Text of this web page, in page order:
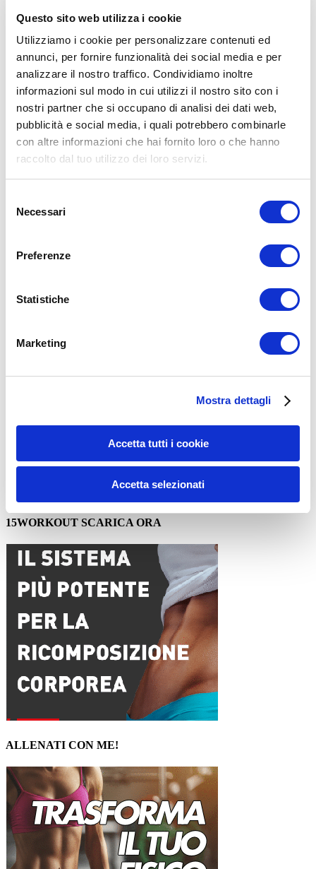
Questo sito web utilizza i cookie
Utilizziamo i cookie per personalizzare contenuti ed
annunci, per fornire funzionalità dei social media e per
analizzare il nostro traffico. Condividiamo inoltre
informazioni sul modo in cui utilizzi il nostro sito con i
nostri partner che si occupano di analisi dei dati web,
pubblicità e social media, i quali potrebbero combinarle
con altre informazioni che hai fornito loro o che hanno
raccolto dal tuo utilizzo dei loro servizi.
delNecessari
Preferenze
Statistiche
Marketing
Mostra dettagli
Accetta tutti i cookie
Accetta selezionati
Avvertenze: le informazioni contenute in questi video non intendono
sostituirsi in nessun modo a parere medico o di altri specialisti.
L’autore declina ogni responsabilità di effetti o di conseguenze
risultanti dall’uso di tali informazioni e dalla loro messa in pratica.
L’allenamento con sovraccarichi, a corpo libero, con i kettlebell, con
il trx, e con altri attrezzi può causare infortuni, si consiglia pertanto
di prestare la massima attenzione e di eseguire esercizi e
metodologie adatte al proprio livello di forma. Consultare il proprio
medico di fiducia prima di intraprendere qualsiasi forma di attività
fisica o regime alimentare.
Condividi:
X
Commento*
Sito web
15WORKOUT SCARICA ORA
ALLENATI CON ME!